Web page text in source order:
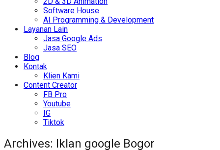
Software House
AI Programming & Development
Layanan Lain
Jasa Google Ads
Jasa SEO
Blog
Kontak
Klien Kami
Content Creator
FB Pro
Youtube
IG
Tiktok
Archives: Iklan google Bogor